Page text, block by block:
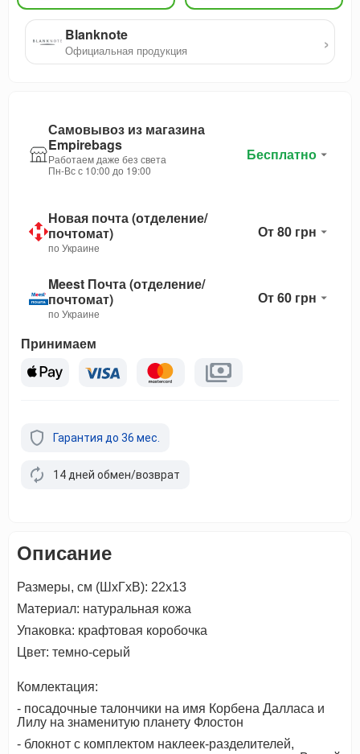
Blanknote
Официальная продукция ›
Самовывоз из магазина
Empirebags
Работаем даже без света
Пн-Вс с 10:00 до 19:00
Бесплатно
Новая почта (отделение/
почтомат)
по Украине
От 80 грн
Meest Почта (отделение/
почтомат)
по Украине
От 60 грн
Принимаем
Гарантия до 36 мес.
14 дней обмен/возврат
Описание
Размеры, см (ШхГхВ): 22х13
Материал: натуральная кожа
Упаковка: крафтовая коробочка
Цвет: темно-серый
Комлектация:
- посадочные талончики на имя Корбена Далласа и
Лилу на знаменитую планету Флостон
- блокнот с комплектом наклеек-разделителей,